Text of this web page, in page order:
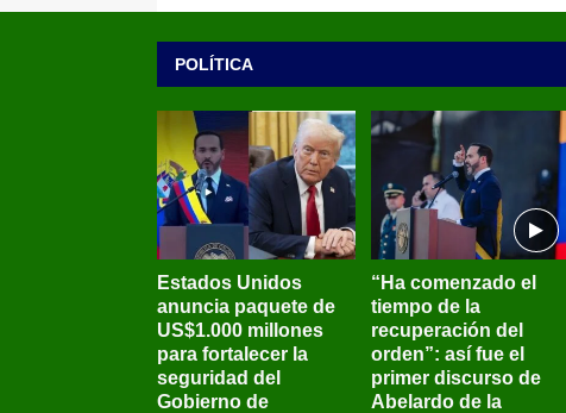
POLÍTICA
Estados Unidos
anuncia paquete de
US$1.000 millones
para fortalecer la
seguridad del
Gobierno de
“Ha comenzado el
tiempo de la
recuperación del
orden”: así fue el
primer discurso de
Abelardo de la